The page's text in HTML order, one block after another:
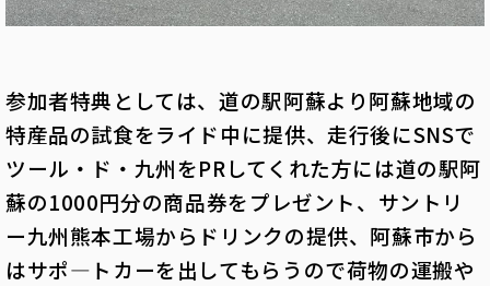
参加者特典としては、道の駅阿蘇より阿蘇地域の
特産品の試食をライド中に提供、走行後にSNSで
ツール・ド・九州をPRしてくれた方には道の駅阿
蘇の1000円分の商品券をプレゼント、サントリ
ー九州熊本工場からドリンクの提供、阿蘇市から
はサポ―トカーを出してもらうので荷物の運搬や